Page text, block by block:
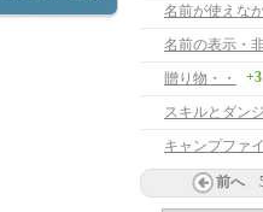
名前が使えな
名前の表示・
贈り物・・
+3
スキルとダン
キャンプファ
前へ